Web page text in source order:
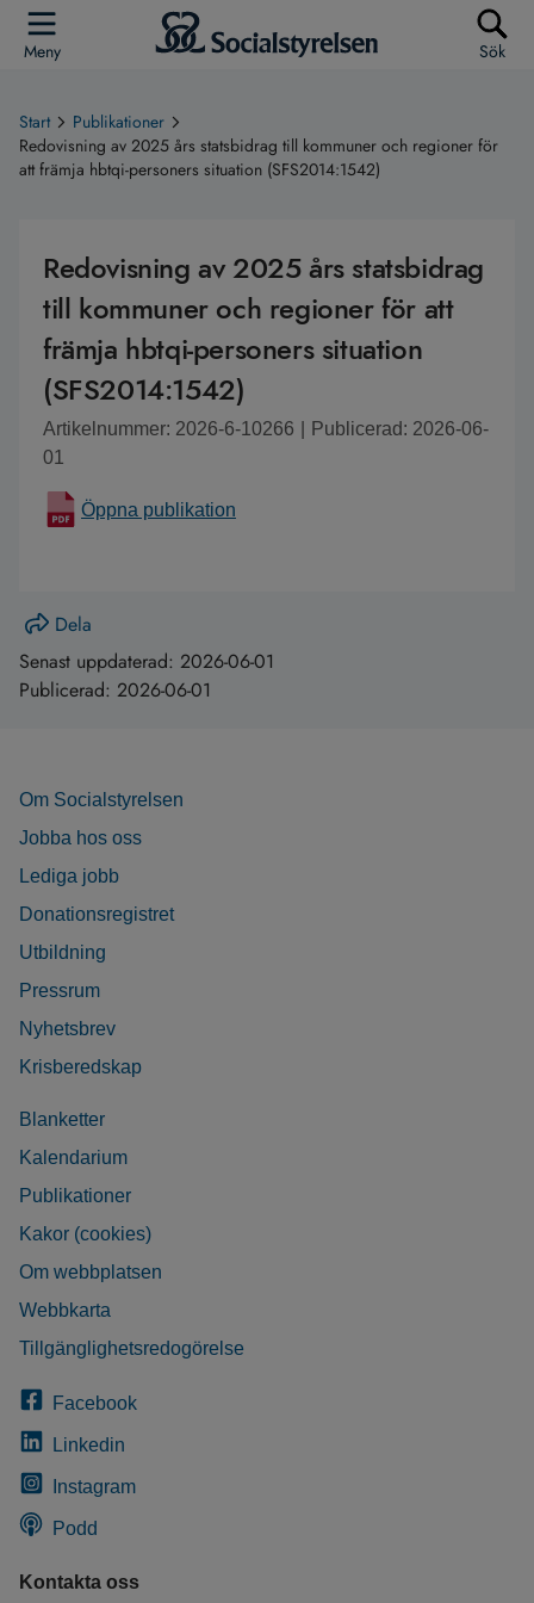
Meny Sök
Start
Publikationer
Redovisning av 2025 års statsbidrag till kommuner och regioner för
att främja hbtqi-personers situation (SFS2014:1542)
Redovisning av 2025 års statsbidrag
till kommuner och regioner för att
främja hbtqi-personers situation
(SFS2014:1542)
Artikelnummer: 2026-6-10266
Publicerad: 2026-06-
01
Öppna publikation
Dela
Senast uppdaterad: 2026-06-01
Publicerad: 2026-06-01
Om Socialstyrelsen
Jobba hos oss
Lediga jobb
Donationsregistret
Utbildning
Pressrum
Nyhetsbrev
Krisberedskap
Blanketter
Kalendarium
Publikationer
Kakor (cookies)
Om webbplatsen
Webbkarta
Tillgänglighetsredogörelse
Facebook
Linkedin
Instagram
Podd
Kontakta oss